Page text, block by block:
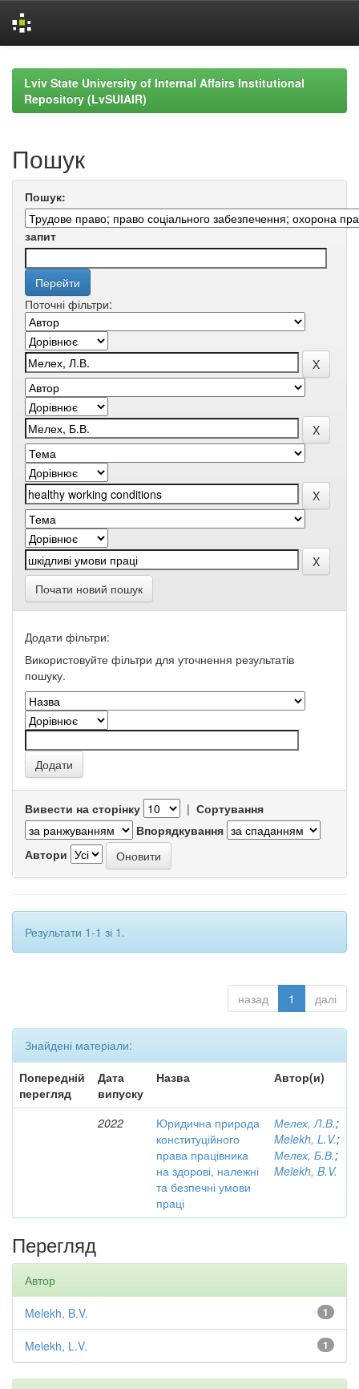
navigationLviv State University of Internal Affairs Institutional
Repository (LvSUIAIR)
Пошук
Пошук:
запит
Поточні фільтри:
Почати новий пошук
Додати фільтри:
Використовуйте фільтри для уточнення результатів
пошуку.
Вивести на сторінку | Сортування
Впорядкування
Автори
Результати 1-1 зі 1.
назад 1 далі
Знайдені матеріали:
Попередній
перегляд
Дата
випуску
Назва Автор(и)
2022
Юридична природа
конституційного
права працівника
на здорові, належні
та безпечні умови
праці
Мелех, Л.В.;
Melekh, L.V.;
Мелех, Б.В.;
Melekh, B.V.
Перегляд
Автор
1
Melekh, B.V.
1
Melekh, L.V.